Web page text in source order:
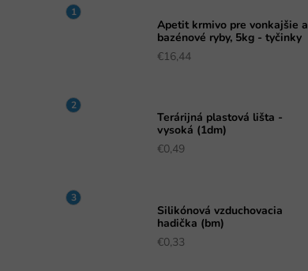
Apetit krmivo pre vonkajšie a
bazénové ryby, 5kg - tyčinky
€16,44
Terárijná plastová lišta -
vysoká (1dm)
€0,49
Silikónová vzduchovacia
hadička (bm)
€0,33